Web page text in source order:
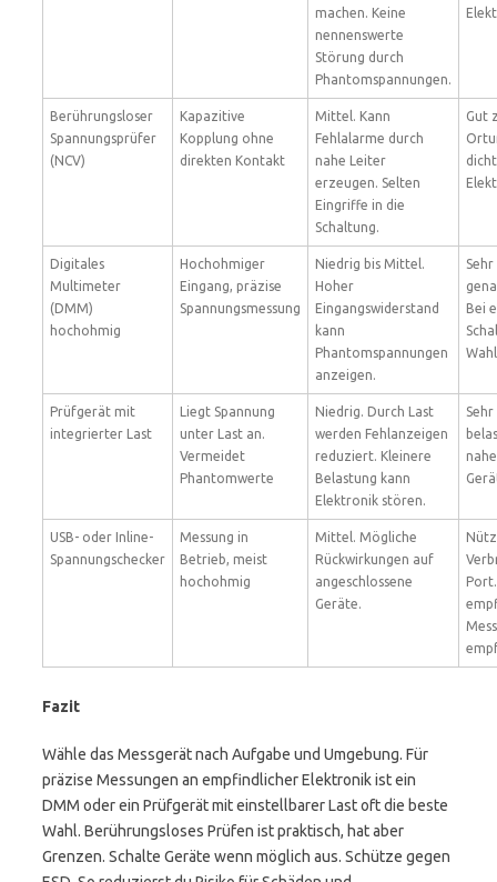
machen. Keine
nennenswerte
Störung durch
Phantomspannungen.
Berührungsloser
Spannungsprüfer
(NCV)
Kapazitive
Kopplung ohne
direkten Kontakt
Mittel. Kann
Fehlalarme durch
nahe Leiter
erzeugen. Selten
Eingriffe in die
Schaltung.
Gut
Digitales
Multimeter
(DMM)
hochohmig
Hochohmiger
Eingang, präzise
Spannungsmessung
Niedrig bis Mittel.
Hoher
Eingangswiderstand
kann
Phantomspannungen
anzeigen.
Bei
Prüfgerät mit
integrierter Last
Liegt Spannung
unter Last an.
Vermeidet
Phantomwerte
Niedrig. Durch Last
werden Fehlanzeigen
reduziert. Kleinere
Belastung kann
Elektronik stören.
USB- oder Inline-
Spannungschecker
Messung in
Betrieb, meist
hochohmig
Mittel. Mögliche
Rückwirkungen auf
angeschlossene
Geräte.
Fazit
Wähle das Messgerät nach Aufgabe und Umgebung. Für
präzise Messungen an empfindlicher Elektronik ist ein
DMM oder ein Prüfgerät mit einstellbarer Last oft die beste
Wahl. Berührungsloses Prüfen ist praktisch, hat aber
Grenzen. Schalte Geräte wenn möglich aus. Schütze gegen